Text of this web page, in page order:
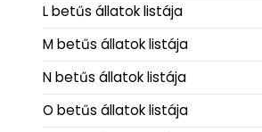
L betűs állatok listája
M betűs állatok listája
N betűs állatok listája
O betűs állatok listája